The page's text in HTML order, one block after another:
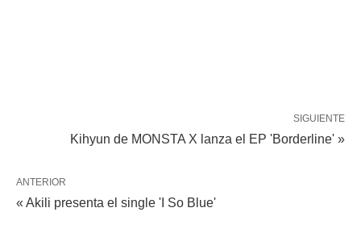
SIGUIENTE
Kihyun de MONSTA X lanza el EP 'Borderline' »
ANTERIOR
« Akili presenta el single 'I So Blue'